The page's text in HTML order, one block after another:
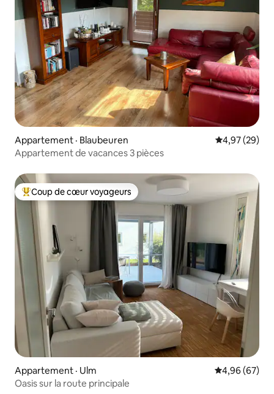
Appartement · Blaubeuren Note
4,97 (29)
Appartement de vacances 3 pièces
Coup de cœur voyageurs parmi les plus aimés
Coup de cœur voyageurs
Appartement · Ulm Note
4,96 (67)
Oasis sur la route principale